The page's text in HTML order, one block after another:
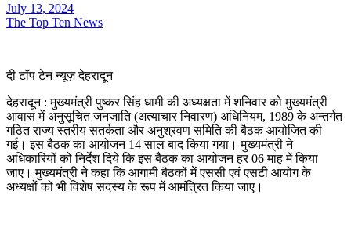
July 13, 2024
The Top Ten News
दी टॉप टेन न्यूज़ देहरादून
देहरादून : मुख्यमंत्री पुष्कर सिंह धामी की अध्यक्षता में शनिवार को मुख्यमंत्री
आवास में अनुसूचित जनजाति (अत्याचार निवारण) अधिनियम, 1989 के अन्तर्गत
गठित राज्य स्तरीय सतर्कता और अनुश्रवण समिति की बैठक आयोजित की
गई। इस बैठक का आयोजन 14 साल बाद किया गया। मुख्यमंत्री ने
अधिकारियों को निर्देश दिये कि इस बैठक का आयोजन हर 06 माह में किया
जाए। मुख्यमंत्री ने कहा कि आगामी बैठकों में एससी एवं एसटी आयोग के
अध्यक्षों को भी विशेष सदस्य के रूप में आमंत्रित किया जाए।